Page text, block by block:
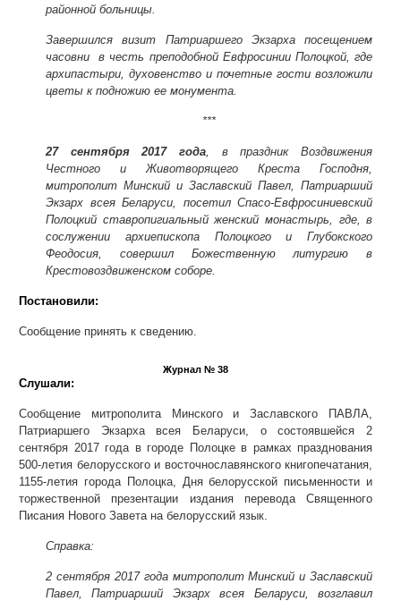
районной больницы.
Завершился визит Патриаршего Экзарха посещением
часовни в честь преподобной Евфросинии Полоцкой, где
архипастыри, духовенство и почетные гости возложили
цветы к подножию ее монумента.
***
27 сентября 2017 года, в праздник Воздвижения
Честного и Животворящего Креста Господня,
митрополит Минский и Заславский Павел, Патриарший
Экзарх всея Беларуси, посетил Спасо-Евфросиниевский
Полоцкий ставропигиальный женский монастырь, где, в
сослужении архиепископа Полоцкого и Глубокского
Феодосия, совершил Божественную литургию в
Крестовоздвиженском соборе.
Постановили:
Сообщение принять к сведению.
Журнал № 38
Слушали:
Сообщение митрополита Минского и Заславского ПАВЛА,
Патриаршего Экзарха всея Беларуси, о состоявшейся 2
сентября 2017 года в городе Полоцке в рамках празднования
500-летия белорусского и восточнославянского книгопечатания,
1155-летия города Полоцка, Дня белорусской письменности и
торжественной презентации издания перевода Священного
Писания Нового Завета на белорусский язык.
Справка:
2 сентября 2017 года митрополит Минский и Заславский
Павел, Патриарший Экзарх всея Беларуси, возглавил